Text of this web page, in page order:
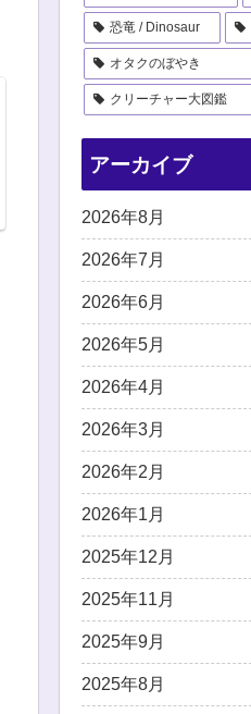
恐竜 / Dinosaur
オタクのぼやき
クリーチャー大図鑑
アーカイブ
2026年8月
2026年7月
2026年6月
2026年5月
2026年4月
2026年3月
2026年2月
2026年1月
2025年12月
2025年11月
2025年9月
2025年8月